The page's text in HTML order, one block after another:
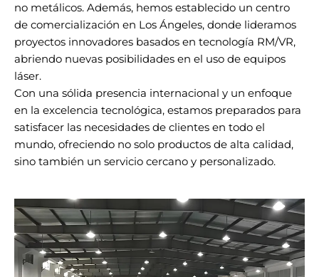
no metálicos. Además, hemos establecido un centro
de comercialización en Los Ángeles, donde lideramos
proyectos innovadores basados en tecnología RM/VR,
abriendo nuevas posibilidades en el uso de equipos
láser.
Con una sólida presencia internacional y un enfoque
en la excelencia tecnológica, estamos preparados para
satisfacer las necesidades de clientes en todo el
mundo, ofreciendo no solo productos de alta calidad,
sino también un servicio cercano y personalizado.